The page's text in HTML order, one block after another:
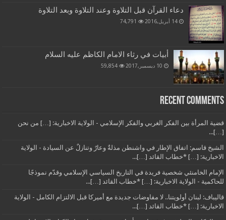
دعاء القرآن قبل التلاوة وعند التلاوة وبعد التلاوة
14 أبريل,2016 74,791
أبيات في رثاء الامام الكاظم عليه السلام
10 ديسمبر,2017 59,854
Recent Comments
قضية المرأة بين الفكر الغربي والفكر الإسلامي - الولاية الاخبارية: […] من نحن
[…]...
الشيخ قاسم: اتفاق الإطار في واشنطن مذلةٌ وعارٌ وتنازلٌ عن السيادة - الولاية
الاخبارية: […] *خطاب القائد […]...
الإمام الخامنئي شخصية فريدة في التاريخ السياسي الإسلامي وقدّم نموذجًا
للحاكمية - الولاية الاخبارية: […] *خطاب القائد […]...
قاليباف: لبنان أولويتنا.. لا مفاوضات جديدة مع أميركا قبل الالتزام الكامل - الولاية
الاخبارية: […] *خطاب القائد […]...